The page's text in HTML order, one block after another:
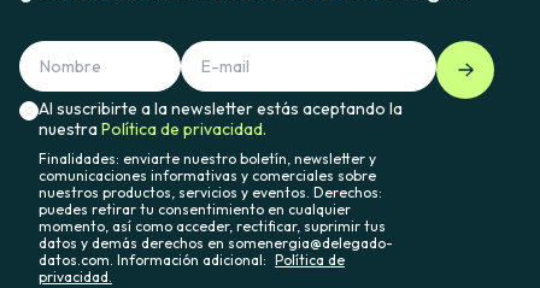
Al suscribirte a la newsletter estás aceptando la
nuestraPolítica de privacidad.
Finalidades: enviarte nuestro boletín, newsletter y
comunicaciones informativas y comerciales sobre
nuestros productos, servicios y eventos. Derechos:
puedes retirar tu consentimiento en cualquier
momento, así como acceder, rectificar, suprimir tus
datos y demás derechos en somenergia@delegado-
datos.com. Información adicional: Política de
privacidad.